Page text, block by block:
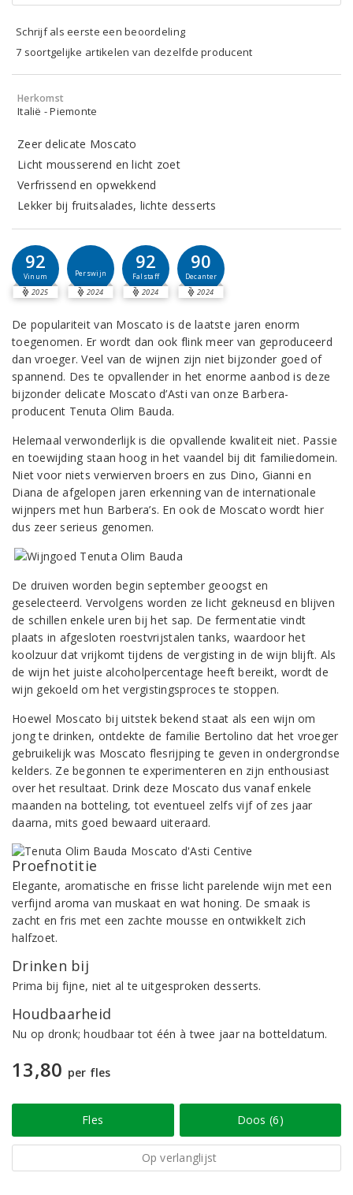
Schrijf als eerste een beoordeling
7 soortgelijke artikelen van dezelfde producent
Herkomst
Italië - Piemonte
Zeer delicate Moscato
Licht mousserend en licht zoet
Verfrissend en opwekkend
Lekker bij fruitsalades, lichte desserts
92
Vinum
2025
Perswijn
2024
92
Falstaff
2024
90
Decanter
2024
De populariteit van Moscato is de laatste jaren enorm
toegenomen. Er wordt dan ook flink meer van geproduceerd
dan vroeger. Veel van de wijnen zijn niet bijzonder goed of
spannend. Des te opvallender in het enorme aanbod is deze
bijzonder delicate Moscato d’Asti van onze Barbera-
producent Tenuta Olim Bauda.
Helemaal verwonderlijk is die opvallende kwaliteit niet. Passie
en toewijding staan hoog in het vaandel bij dit familiedomein.
Niet voor niets verwierven broers en zus Dino, Gianni en
Diana de afgelopen jaren erkenning van de internationale
wijnpers met hun Barbera’s. En ook de Moscato wordt hier
dus zeer serieus genomen.
De druiven worden begin september geoogst en
geselecteerd. Vervolgens worden ze licht gekneusd en blijven
de schillen enkele uren bij het sap. De fermentatie vindt
plaats in afgesloten roestvrijstalen tanks, waardoor het
koolzuur dat vrijkomt tijdens de vergisting in de wijn blijft. Als
de wijn het juiste alcoholpercentage heeft bereikt, wordt de
wijn gekoeld om het vergistingsproces te stoppen.
Hoewel Moscato bij uitstek bekend staat als een wijn om
jong te drinken, ontdekte de familie Bertolino dat het vroeger
gebruikelijk was Moscato flesrijping te geven in ondergrondse
kelders. Ze begonnen te experimenteren en zijn enthousiast
over het resultaat. Drink deze Moscato dus vanaf enkele
maanden na botteling, tot eventueel zelfs vijf of zes jaar
daarna, mits goed bewaard uiteraard.
Proefnotitie
Elegante, aromatische en frisse licht parelende wijn met een
verfijnd aroma van muskaat en wat honing. De smaak is
zacht en fris met een zachte mousse en ontwikkelt zich
halfzoet.
Drinken bij
Prima bij fijne, niet al te uitgesproken desserts.
Houdbaarheid
Nu op dronk; houdbaar tot één à twee jaar na botteldatum.
13,80 per fles
Fles Doos (6)
Op verlanglijst